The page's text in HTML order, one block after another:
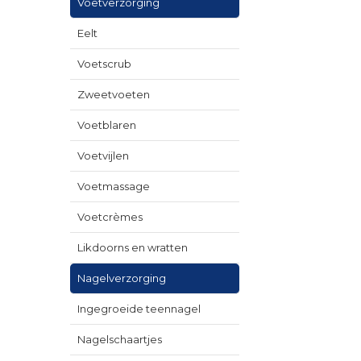
Eelt
Voetscrub
Zweetvoeten
Voetblaren
Voetvijlen
Voetmassage
Voetcrèmes
Likdoorns en wratten
Nagelverzorging
Ingegroeide teennagel
Nagelschaartjes